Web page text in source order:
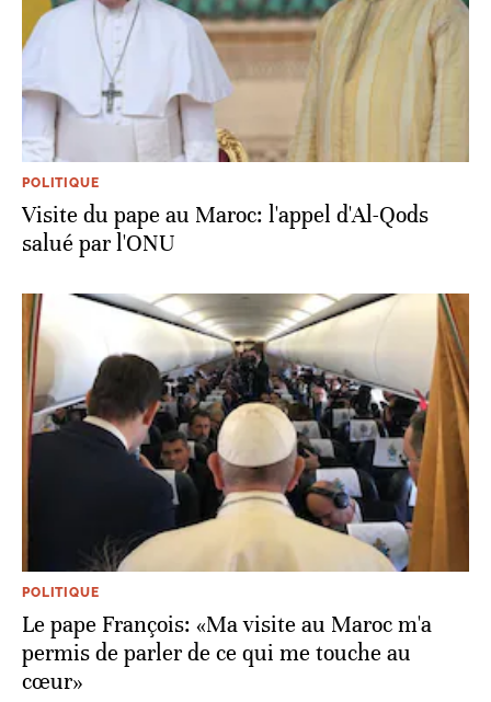
POLITIQUE
Visite du pape au Maroc: l'appel d'Al-Qods
salué par l'ONU
POLITIQUE
Le pape François: «Ma visite au Maroc m'a
permis de parler de ce qui me touche au
cœur»